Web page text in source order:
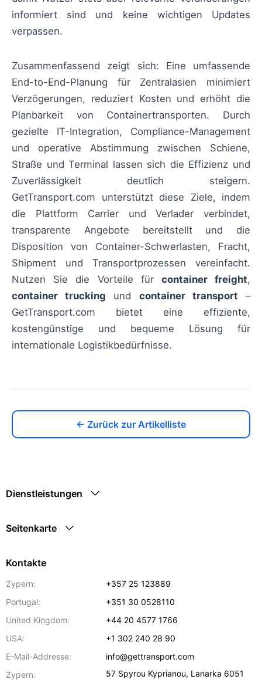
informiert sind und keine wichtigen Updates
verpassen.
Zusammenfassend zeigt sich: Eine umfassende
End-to-End-Planung für Zentralasien minimiert
Verzögerungen, reduziert Kosten und erhöht die
Planbarkeit von Containertransporten. Durch
gezielte IT-Integration, Compliance-Management
und operative Abstimmung zwischen Schiene,
Straße und Terminal lassen sich die Effizienz und
Zuverlässigkeit deutlich steigern.
GetTransport.com unterstützt diese Ziele, indem
die Plattform Carrier und Verlader verbindet,
transparente Angebote bereitstellt und die
Disposition von Container-Schwerlasten, Fracht,
Shipment und Transportprozessen vereinfacht.
Nutzen Sie die Vorteile für container freight,
container trucking und container transport –
GetTransport.com bietet eine effiziente,
kostengünstige und bequeme Lösung für
internationale Logistikbedürfnisse.
← Zurück zur Artikelliste
Dienstleistungen
Seitenkarte
Kontakte
Zypern:
+357 25 123889
Portugal:
+351 30 0528110
United Kingdom:
+44 20 4577 1766
USA:
+1 302 240 28 90
E-Mail-Addresse:
info@gettransport.com
Zypern:
57 Spyrou Kyprianou, Lanarka 6051